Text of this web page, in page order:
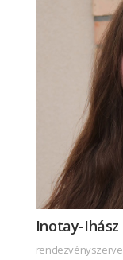
Inotay-